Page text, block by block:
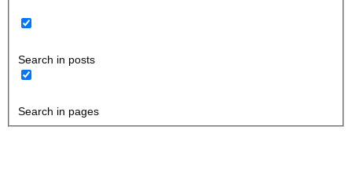
Search in posts
Search in pages